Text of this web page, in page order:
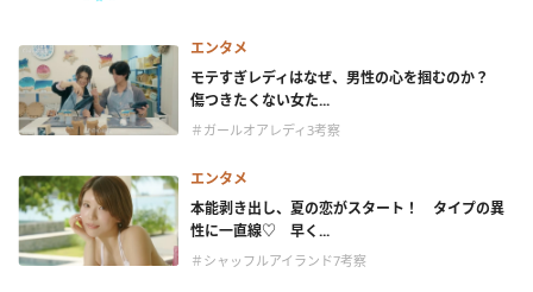
エンタメ
モテすぎレディはなぜ、男性の心を掴むのか？
傷つきたくない女た...
＃ガールオアレディ3考察
エンタメ
本能剥き出し、夏の恋がスタート！ タイプの異
性に一直線♡ 早く...
＃シャッフルアイランド7考察